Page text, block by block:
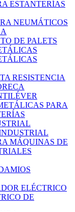
ESTANTERÍAS
NEUMÁTICOS
DE PALETS
RESISTENCIA
PARA
MÁQUINAS DE
ELÉCTRICO
DE